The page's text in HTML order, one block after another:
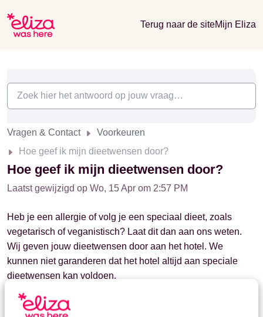
Terug naar de siteMijn Eliza
Vragen & Contact
Voorkeuren
Hoe geef ik mijn dieetwensen door?
Hoe geef ik mijn dieetwensen door?
Laatst gewijzigd op Wo, 15 Apr om 2:57 PM
Heb je een allergie of volg je een speciaal dieet, zoals
vegetarisch of veganistisch? Laat dit dan aan ons weten.
Wij geven jouw dieetwensen door aan het hotel. We
kunnen niet garanderen dat het hotel altijd aan speciale
dieetwensen kan voldoen.
Wil je je dieetwensen doorgeven? Neem dan contact met